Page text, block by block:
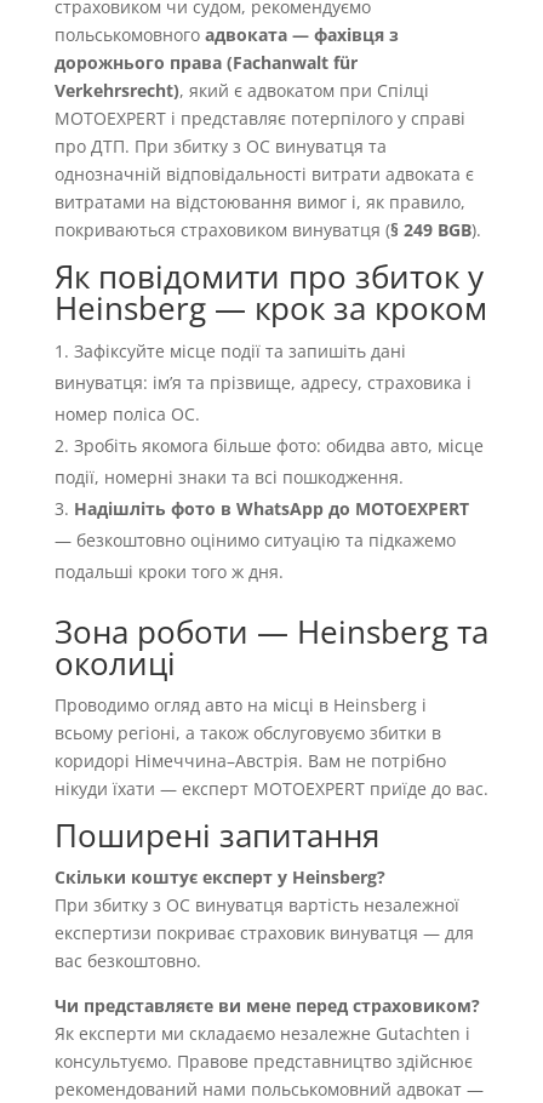
страховиком чи судом, рекомендуємо
польськомовного адвоката — фахівця з
дорожнього права (Fachanwalt für
Verkehrsrecht), який є адвокатом при Спілці
MOTOEXPERT і представляє потерпілого у справі
про ДТП. При збитку з OC винуватця та
однозначній відповідальності витрати адвоката є
витратами на відстоювання вимог і, як правило,
покриваються страховиком винуватця (§ 249 BGB).
Як повідомити про збиток у
Heinsberg — крок за кроком
Зафіксуйте місце події та запишіть дані
винуватця: імʼя та прізвище, адресу, страховика і
номер поліса OC.
Зробіть якомога більше фото: обидва авто, місце
події, номерні знаки та всі пошкодження.
Надішліть фото в WhatsApp до MOTOEXPERT
— безкоштовно оцінимо ситуацію та підкажемо
подальші кроки того ж дня.
Зона роботи — Heinsberg та
околиці
Проводимо огляд авто на місці в Heinsberg і
всьому регіоні, а також обслуговуємо збитки в
коридорі Німеччина–Австрія. Вам не потрібно
нікуди їхати — експерт MOTOEXPERT приїде до вас.
Поширені запитання
Скільки коштує експерт у Heinsberg?
При збитку з OC винуватця вартість незалежної
експертизи покриває страховик винуватця — для
вас безкоштовно.
Чи представляєте ви мене перед страховиком?
Як експерти ми складаємо незалежне Gutachten і
консультуємо. Правове представництво здійснює
рекомендований нами польськомовний адвокат —